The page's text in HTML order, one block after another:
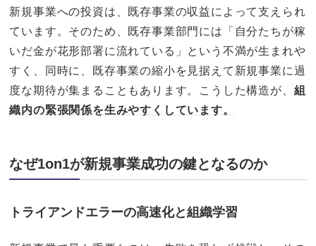
新規事業への投資は、既存事業の収益によって支えられ
ています。そのため、既存事業部門には「自分たちが稼
いだ金が花形部署に流れている」という不満が生まれや
すく、同時に、既存事業の縮小を見据えて新規事業に過
度な期待が集まることもあります。こうした構造が、 組
織内の緊張関係を生みやすくしています。
なぜ1on1が新規事業成功の鍵となるのか
トライアンドエラーの高速化と組織学習